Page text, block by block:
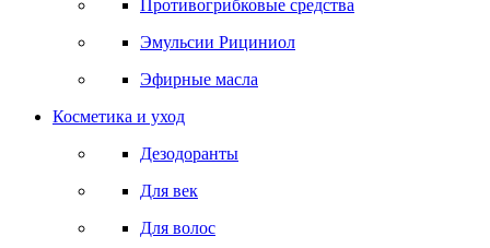
Противогрибковые средства
Эмульсии Рициниол
Эфирные масла
Косметика и уход
Дезодоранты
Для век
Для волос